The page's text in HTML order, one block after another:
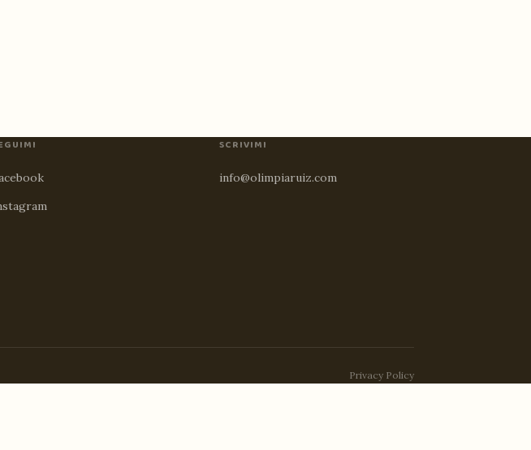
SCRIVIMI
info@olimpiaruiz.com
Privacy Policy